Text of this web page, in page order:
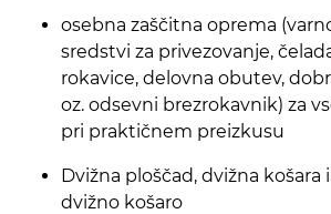
osebna zaščitna oprema
sredstvi za privezovanje,
rokavice, delovna obutev,
oz. odsevni brezrokavnik) za
pri praktičnem preizkusu
Dvižna ploščad, dvižna košara
dvižno košaro